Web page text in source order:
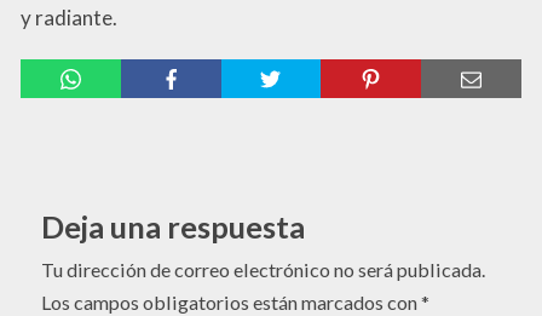
y radiante.
Deja una respuesta
Tu dirección de correo electrónico no será publicada.
Los campos obligatorios están marcados con*